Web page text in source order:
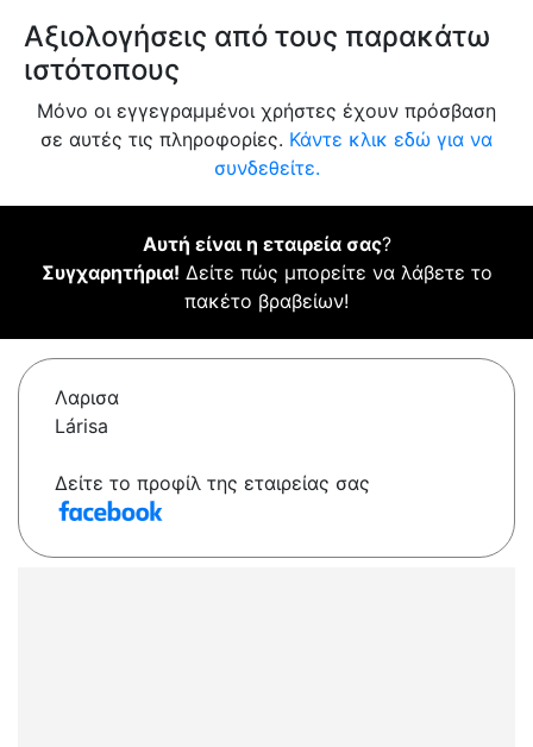
Αξιολογήσεις από τους παρακάτω
ιστότοπους
Μόνο οι εγγεγραμμένοι χρήστες έχουν πρόσβαση
σε αυτές τις πληροφορίες. Κάντε κλικ εδώ για να
συνδεθείτε.
Αυτή είναι η εταιρεία σας?
Συγχαρητήρια! Δείτε πώς μπορείτε να λάβετε το
πακέτο βραβείων!
Λαρισα
Lárisa
Δείτε το προφίλ της εταιρείας σας